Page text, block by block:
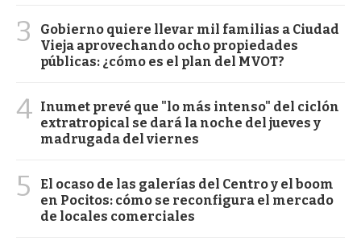
3
Gobierno quiere llevar mil familias a Ciudad
Vieja aprovechando ocho propiedades
públicas: ¿cómo es el plan del MVOT?
4 Inumet prevé que "lo más intenso" del ciclón
extratropical se dará la noche del jueves y
madrugada del viernes
5
El ocaso de las galerías del Centro y el boom
en Pocitos: cómo se reconfigura el mercado
de locales comerciales